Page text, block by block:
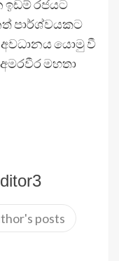
ඉඩම් රජයට
පාර්ශ්වයකට
අවධානය යොමු වී
මහතා
posts